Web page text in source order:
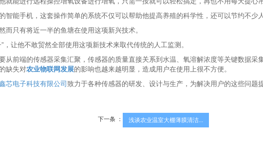
能手机，这套操作简单的系统不仅可以帮助他提高养殖的科学性，还可以节约不少
只有将近一半的鱼塘在使用这项新兴技术。
让他不敢贸然全部使用这项新技术来取代传统的人工监测。
从前端的传感器采集汇聚，传感器的质量直接关系到水温、氧溶解浓度等关键数据采
缺失对农业物联网发展的影响也越来越明显，造成用户在使用上很不方便。
芯电子科技有限公司致力于各种传感器的研发、设计与生产，为解决用户的这些问题
下一条 ： 浅谈农业温室大棚薄膜清洁...